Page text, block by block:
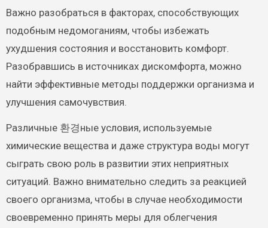
Важно разобраться в факторах, способствующих
подобным недомоганиям, чтобы избежать
ухудшения состояния и восстановить комфорт.
Разобравшись в источниках дискомфорта, можно
найти эффективные методы поддержки организма и
улучшения самочувствия.
Различные 환경ные условия, используемые
химические вещества и даже структура воды могут
сыграть свою роль в развитии этих неприятных
ситуаций. Важно внимательно следить за реакцией
своего организма, чтобы в случае необходимости
своевременно принять меры для облегчения